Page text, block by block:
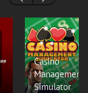
Casino
Management
Simulator